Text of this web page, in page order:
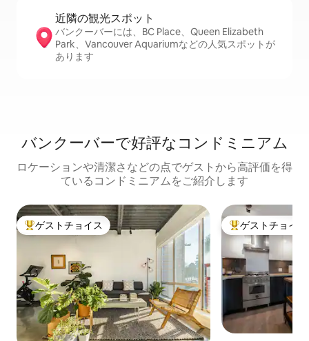
近隣の観光ス⁠ポ⁠ッ⁠ト
バンクーバーには、BC Place、Queen Elizabeth
Park、Vancouver Aquariumなどの人気スポットが
あります
バンクーバーで好評なコンドミニアム
ロケーションや清潔さなどの点でゲストから高評価を得
ているコンドミニアムをご紹介します
大好評のゲストチョイスです。
ゲストチョイス 大好評のゲスト
ゲストチョイス